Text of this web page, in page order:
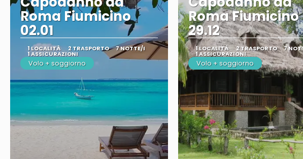
Roma Fiumicino
02.01
1 LOCALITÀ 2 TRASPORTO 7 NOTTE/I
1 ASSICURAZIONI
Volo + soggiorno
Roma Fiumicino
29.12
1 LOCALITÀ 2 TRASPORTO 7
1 ASSICURAZIONI
Volo + soggiorno